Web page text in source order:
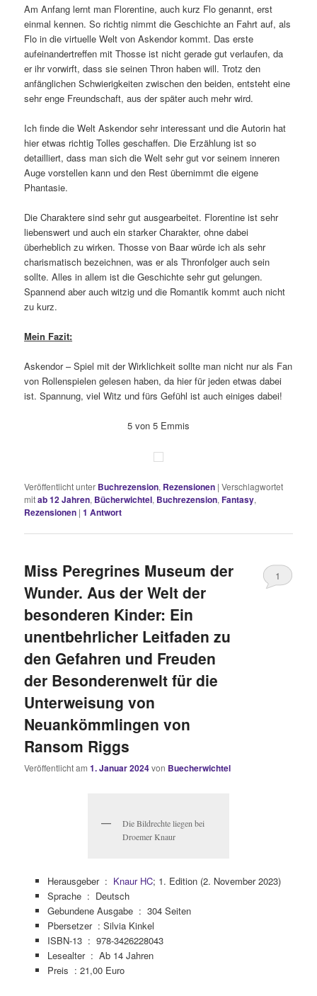
Am Anfang lernt man Florentine, auch kurz Flo genannt, erst
einmal kennen. So richtig nimmt die Geschichte an Fahrt auf, als
Flo in die virtuelle Welt von Askendor kommt. Das erste
aufeinandertreffen mit Thosse ist nicht gerade gut verlaufen, da
er ihr vorwirft, dass sie seinen Thron haben will. Trotz den
anfänglichen Schwierigkeiten zwischen den beiden, entsteht eine
sehr enge Freundschaft, aus der später auch mehr wird.
Ich finde die Welt Askendor sehr interessant und die Autorin hat
hier etwas richtig Tolles geschaffen. Die Erzählung ist so
detailliert, dass man sich die Welt sehr gut vor seinem inneren
Auge vorstellen kann und den Rest übernimmt die eigene
Phantasie.
Die Charaktere sind sehr gut ausgearbeitet. Florentine ist sehr
liebenswert und auch ein starker Charakter, ohne dabei
überheblich zu wirken. Thosse von Baar würde ich als sehr
charismatisch bezeichnen, was er als Thronfolger auch sein
sollte. Alles in allem ist die Geschichte sehr gut gelungen.
Spannend aber auch witzig und die Romantik kommt auch nicht
zu kurz.
Mein Fazit:
Askendor – Spiel mit der Wirklichkeit sollte man nicht nur als Fan
von Rollenspielen gelesen haben, da hier für jeden etwas dabei
ist. Spannung, viel Witz und fürs Gefühl ist auch einiges dabei!
5 von 5 Emmis
Veröffentlicht unter Buchrezension, Rezensionen |Verschlagwortet
mitab 12 Jahren, Bücherwichtel, Buchrezension,Fantasy,
Rezensionen |1 Antwort
Miss Peregrines Museum der
Wunder. Aus der Welt der
besonderen Kinder: Ein
unentbehrlicher Leitfaden zu
den Gefahren und Freuden
der Besonderenwelt für die
Unterweisung von
Neuankömmlingen von
Ransom Riggs
Veröffentlicht am1. Januar 2024von Buecherwichtel
1
Die Bildrechte liegen bei
Droemer Knaur
Herausgeber ‏ : ‎ Knaur HC; 1. Edition (2. November 2023)
Sprache ‏ : ‎ Deutsch
Gebundene Ausgabe ‏ : ‎ 304 Seiten
Pbersetzer : Silvia Kinkel
ISBN-13 ‏ : ‎ 978-3426228043
Lesealter ‏ : ‎ Ab 14 Jahren
Preis : 21,00 Euro